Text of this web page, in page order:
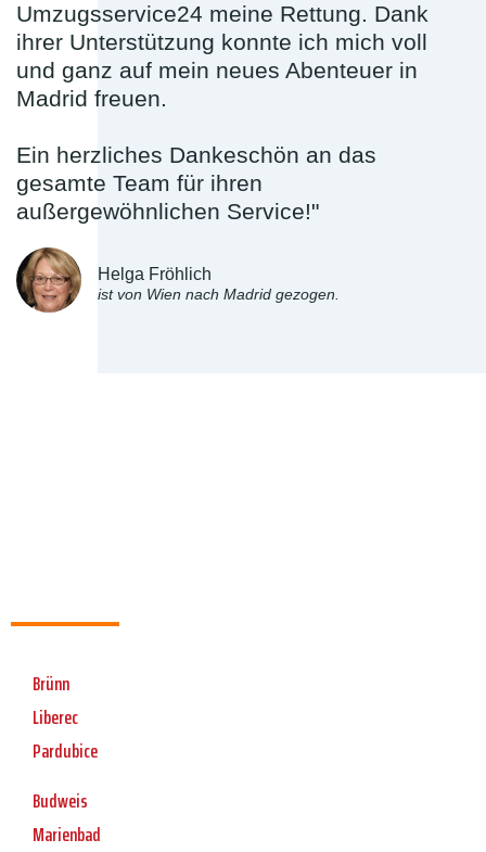
Umzugsservice24 meine Rettung. Dank
ihrer Unterstützung konnte ich mich voll
und ganz auf mein neues Abenteuer in
Madrid freuen.
Ein herzliches Dankeschön an das
gesamte Team für ihren
außergewöhnlichen Service!"
Helga Fröhlich
ist von Wien nach Madrid gezogen.
Brünn
Liberec
Pardubice
Budweis
Marienbad